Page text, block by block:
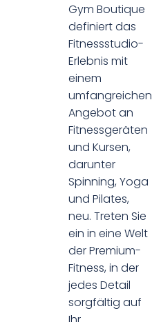
Gym Boutique
definiert das
Fitnessstudio-
Erlebnis mit
einem
umfangreichen
Angebot an
Fitnessgeräten
und Kursen,
darunter
Spinning, Yoga
und Pilates,
neu. Treten Sie
ein in eine Welt
der Premium-
Fitness, in der
jedes Detail
sorgfältig auf